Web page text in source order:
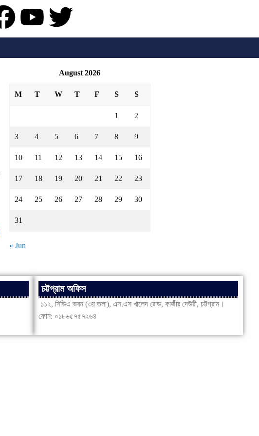
August 2026
M T W T F S S
1 2
3 4 5 6 7 8 9
10 11 12 13 14 15 16
17 18 19 20 21 22 23
24 25 26 27 28 29 30
31
« Jun
চট্টগ্রাম অফিস
১১২, সিডিএ ভবন (৩য় তলা), এস.এস খালেদ রোড, কাজীর দেউরী, চট্টগ্রাম।
ফোন: ০১৮৬৫৭৫৭২৬৪